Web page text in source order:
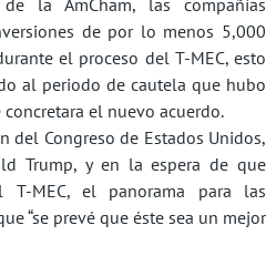
la AmCham, las compañías
de por lo menos 5,000
el proceso del T-MEC, esto
al periodo de cautela que hubo
el nuevo acuerdo.
del Congreso de Estados Unidos,
Trump, y en la espera de que
T-MEC, el panorama para las
“se prevé que éste sea un mejor